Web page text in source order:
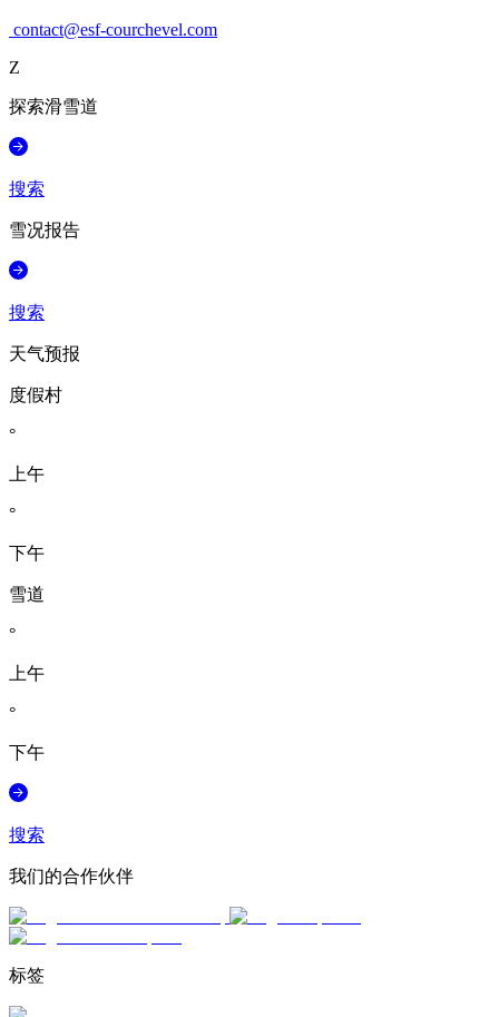
contact@esf-courchevel.com
Z
探索滑雪道
搜索
雪况报告
搜索
天气预报
度假村
°
上午
°
下午
雪道
°
上午
°
下午
搜索
我们的合作伙伴
标签